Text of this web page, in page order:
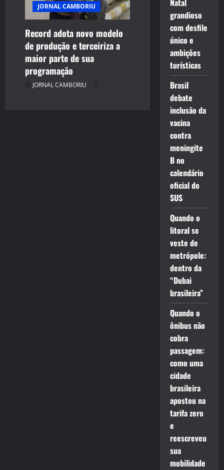
JORNAL CAMBORIU
Record adota novo modelo
de produção e terceiriza a
maior parte de sua
programação
JORNAL CAMBORIU
Natal
grandioso
com desfile
único e
ambições
turísticas
Brasil
debate
inclusão da
vacina
contra
meningite
B no
calendário
oficial do
SUS
Quando o
litoral se
veste de
metrópole:
dentro da
“Dubai
brasileira”
Quando o
ônibus não
cobra
passagem:
como uma
cidade
brasileira
apostou na
tarifa zero
e
reescreveu
sua
mobilidade